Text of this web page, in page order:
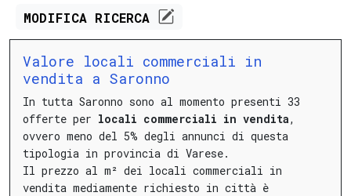
MODIFICA RICERCA
Valore locali commerciali in
vendita a Saronno
In tutta Saronno sono al momento presenti 33
offerte per locali commerciali in vendita,
ovvero meno del 5% degli annunci di questa
tipologia in provincia di Varese.
Il prezzo al m² dei locali commerciali in
vendita mediamente richiesto in città è